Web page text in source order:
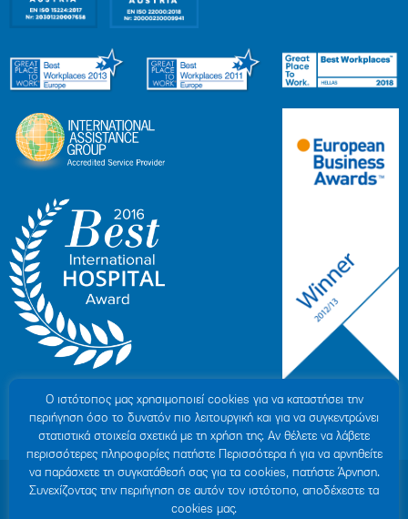
© 2007-2026 ΥΓΕΙΑ Μ.Α.Ε |
ΓΕΜΗ: 000279901000
Όροι Χρήσης
| Πολιτική Προστασίας Προσωπικών Δεδομένων
Δήλωση Απορρήτου
Ο ιστότοπoς μας χρησιμοποιεί cookies για να καταστήσει την
περιήγηση όσο το δυνατόν πιο λειτουργική και για να συγκεντρώνει
στατιστικά στοιχεία σχετικά με τη χρήση της. Αν θέλετε να λάβετε
περισσότερες πληροφορίες πατήστε Περισσότερα ή για να αρνηθείτε
να παράσχετε τη συγκατάθεσή σας για τα cookies, πατήστε Άρνηση.
Συνεχίζοντας την περιήγηση σε αυτόν τον ιστότοπο, αποδέχεστε τα
cookies μας.